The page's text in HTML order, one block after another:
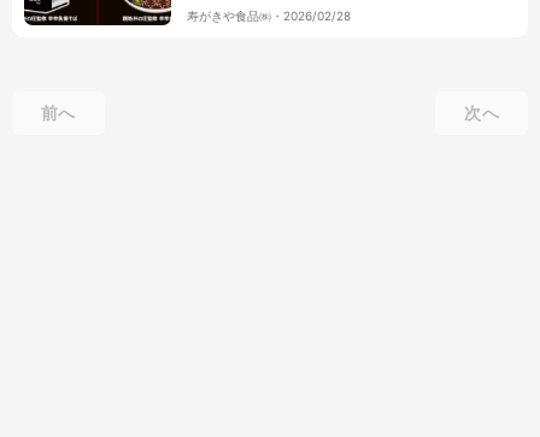
寿がきや食品㈱・ 2026/02/28
前へ 次へ